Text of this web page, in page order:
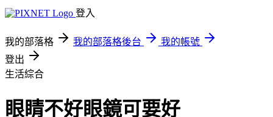
登入
我的部落格 我的部落格後台
我的帳號
登出
生活綜合
眼睛不好眼鏡可要好